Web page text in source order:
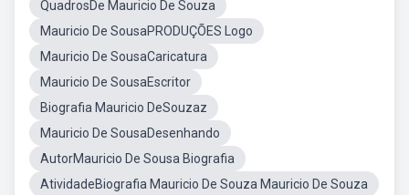
QuadrosDe Mauricio De Souza
Mauricio De SousaPRODUÇÕES Logo
Mauricio De SousaCaricatura
Mauricio De SousaEscritor
Biografia Mauricio DeSouzaz
Mauricio De SousaDesenhando
AutorMauricio De Sousa Biografia
AtividadeBiografia Mauricio De Souza Mauricio De Souza